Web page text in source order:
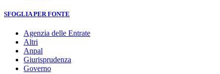
SFOGLIA PER FONTE
Agenzia delle Entrate
Altri
Anpal
Giurisprudenza
Governo